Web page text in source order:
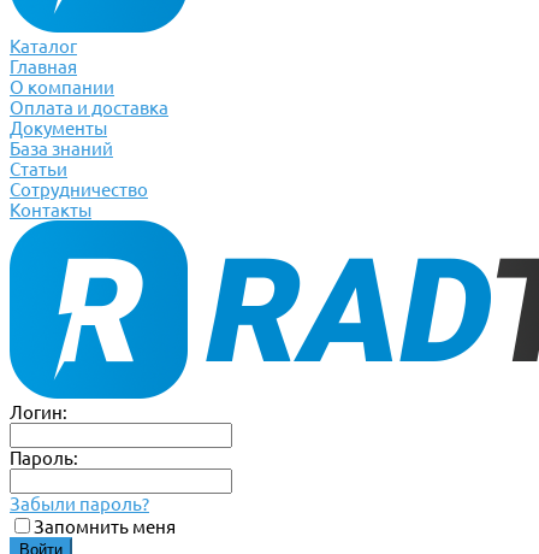
Каталог
Главная
О компании
Оплата и доставка
Документы
База знаний
Статьи
Сотрудничество
Контакты
Логин:
Пароль:
Забыли пароль?
Запомнить меня